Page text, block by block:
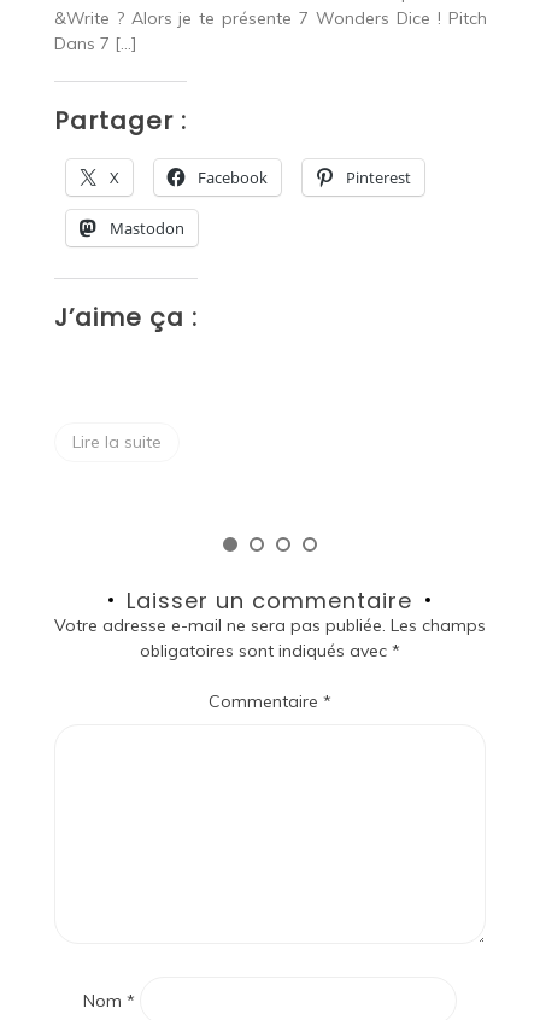
Tu es fou de l’univers du seigneur des anneaux et tu
cherches un bon jeu pour deux joueurs, c’est l’occasion
X
Laisser un commentaire
Votre adresse e-mail ne sera pas publiée. Les champs
obligatoires sont indiqués avec *
Commentaire *
Nom *